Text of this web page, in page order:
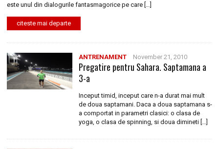
este unul din dialogurile fantasmagorice pe care […]
citeste mai departe
ANTRENAMENT November 21, 2010
Pregatire pentru Sahara. Saptamana a
3-a
Inceput timid, inceput care n-a durat mai mult
de doua saptamani. Daca a doua saptamana s-
a comportat in parametri clasici: o clasa de
yoga, o clasa de spinning, si doua dimineti […]